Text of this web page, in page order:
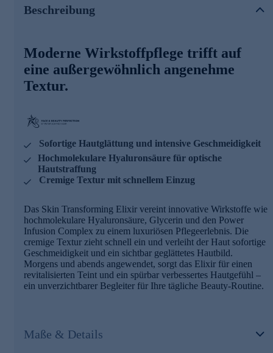
Ihre tägliche Beauty-Routine.
Beschreibung
Moderne Wirkstoffpflege trifft auf
eine außergewöhnlich angenehme
Textur.
Sofortige Hautglättung und intensive Geschmeidigkeit
Hochmolekulare Hyaluronsäure für optische
Hautstraffung
Cremige Textur mit schnellem Einzug
Das Skin Transforming Elixir vereint innovative Wirkstoffe wie
hochmolekulare Hyaluronsäure, Glycerin und den Power
Infusion Complex zu einem luxuriösen Pflegeerlebnis. Die
cremige Textur zieht schnell ein und verleiht der Haut sofortige
Geschmeidigkeit und ein sichtbar geglättetes Hautbild.
Morgens und abends angewendet, sorgt das Elixir für einen
revitalisierten Teint und ein spürbar verbessertes Hautgefühl –
ein unverzichtbarer Begleiter für Ihre tägliche Beauty-Routine.
Maße & Details